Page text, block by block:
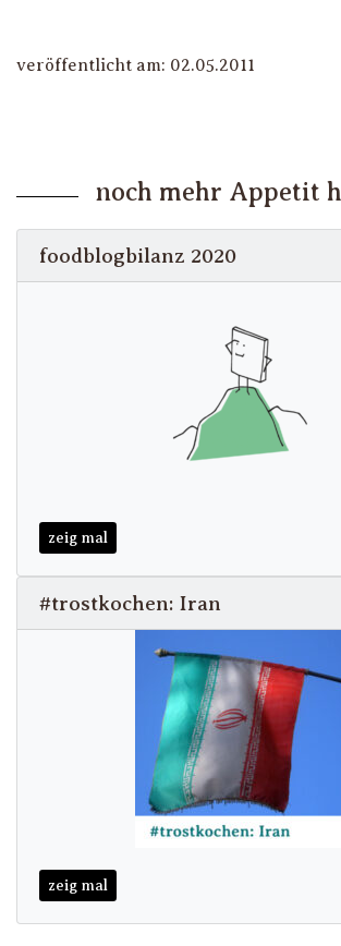
veröffentlicht am: 02.05.2011
noch mehr Appetit
foodblogbilanz 2020
zeig mal
#trostkochen: Iran
zeig mal